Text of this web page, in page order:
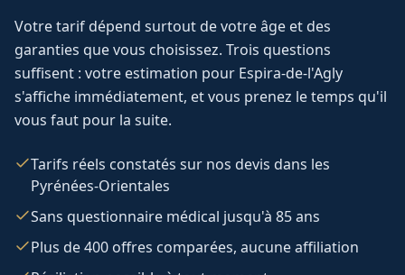
Votre tarif dépend surtout de votre âge et des
garanties que vous choisissez. Trois questions
suffisent : votre estimation pour Espira-de-l'Agly
s'affiche immédiatement, et vous prenez le temps qu'il
vous faut pour la suite.
Tarifs réels constatés sur nos devis dans les
Pyrénées-Orientales
Sans questionnaire médical jusqu'à 85 ans
Plus de 400 offres comparées, aucune affiliation